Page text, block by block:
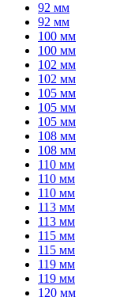
92 мм
92 мм
100 мм
100 мм
102 мм
102 мм
105 мм
105 мм
105 мм
108 мм
108 мм
110 мм
110 мм
110 мм
113 мм
113 мм
115 мм
115 мм
119 мм
119 мм
120 мм